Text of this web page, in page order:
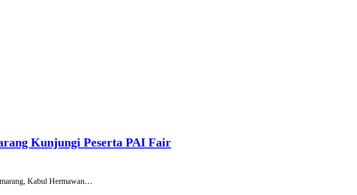
Kunjungi Peserta PAI Fair
Kabul Hermawan…